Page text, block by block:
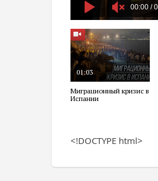
<!DOCTYPE html>